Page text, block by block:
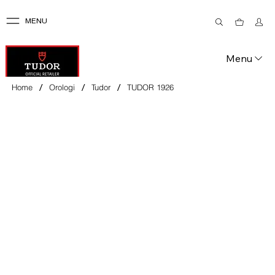
MENU
Menu
Home / Orologi / Tudor / TUDOR 1926